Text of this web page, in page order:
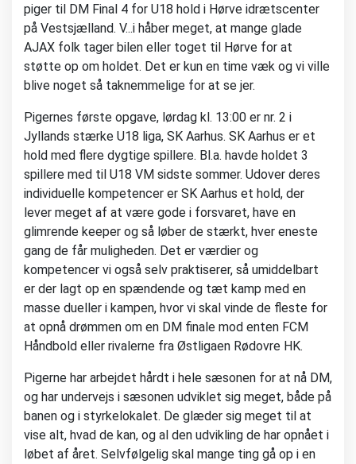
piger til DM Final 4 for U18 hold i Hørve idrætscenter
på Vestsjælland. V...i håber meget, at mange glade
AJAX folk tager bilen eller toget til Hørve for at
støtte op om holdet. Det er kun en time væk og vi ville
blive noget så taknemmelige for at se jer.
Pigernes første opgave, lørdag kl. 13:00 er nr. 2 i
Jyllands stærke U18 liga, SK Aarhus. SK Aarhus er et
hold med flere dygtige spillere. Bl.a. havde holdet 3
spillere med til U18 VM sidste sommer. Udover deres
individuelle kompetencer er SK Aarhus et hold, der
lever meget af at være gode i forsvaret, have en
glimrende keeper og så løber de stærkt, hver eneste
gang de får muligheden. Det er værdier og
kompetencer vi også selv praktiserer, så umiddelbart
er der lagt op en spændende og tæt kamp med en
masse dueller i kampen, hvor vi skal vinde de fleste for
at opnå drømmen om en DM finale mod enten FCM
Håndbold eller rivalerne fra Østligaen Rødovre HK.
Pigerne har arbejdet hårdt i hele sæsonen for at nå DM,
og har undervejs i sæsonen udviklet sig meget, både på
banen og i styrkelokalet. De glæder sig meget til at
vise alt, hvad de kan, og al den udvikling de har opnået i
løbet af året. Selvfølgelig skal mange ting gå op i en